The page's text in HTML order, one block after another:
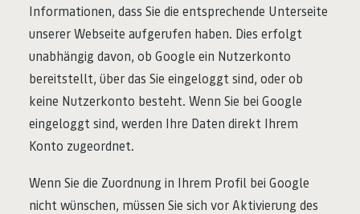
Informationen, dass Sie die entsprechende Unterseite
unserer Webseite aufgerufen haben. Dies erfolgt
unabhängig davon, ob Google ein Nutzerkonto
bereitstellt, über das Sie eingeloggt sind, oder ob
keine Nutzerkonto besteht. Wenn Sie bei Google
eingeloggt sind, werden Ihre Daten direkt Ihrem
Konto zugeordnet.
Wenn Sie die Zuordnung in Ihrem Profil bei Google
nicht wünschen, müssen Sie sich vor Aktivierung des